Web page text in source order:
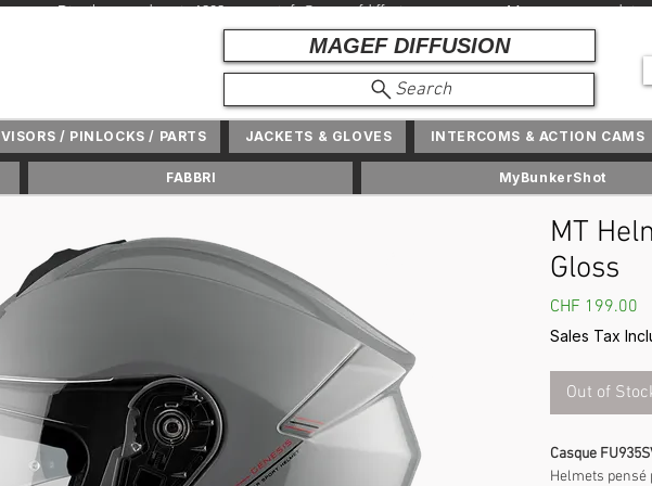
+ Distributeur depuis 1982 + info@ magefdiffusion.com + Marques et produits
MAGEF DIFFUSION
Search
MT
Gloss
CHF 199.00
Sales Tax
Out of
Casque
Helmets
VISORS / PINLOCKS / PARTS JACKETS & GLOVES INTERCOMS & ACTION CAMS
FABBRI MyBunkerShot